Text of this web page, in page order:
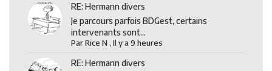
RE: Hermann divers
Je parcours parfois BDGest, certains
intervenants sont...
ParRice N ,Il y a 9 heures
RE: Hermann divers